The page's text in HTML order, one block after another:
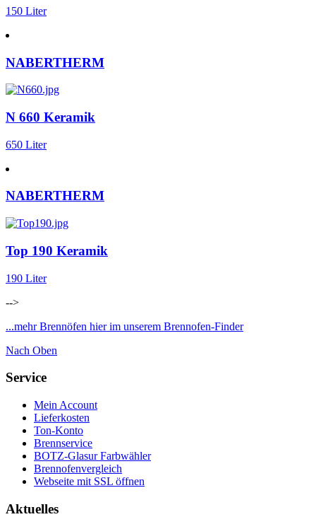
150 Liter
NABERTHERM
N 660 Keramik
650 Liter
NABERTHERM
Top 190 Keramik
190 Liter
-->
...mehr Brennöfen hier im unserem Brennofen-Finder
Nach Oben
Service
Mein Account
Lieferkosten
Ton-Konto
Brennservice
BOTZ-Glasur Farbwähler
Brennofenvergleich
Webseite mit SSL öffnen
Aktuelles